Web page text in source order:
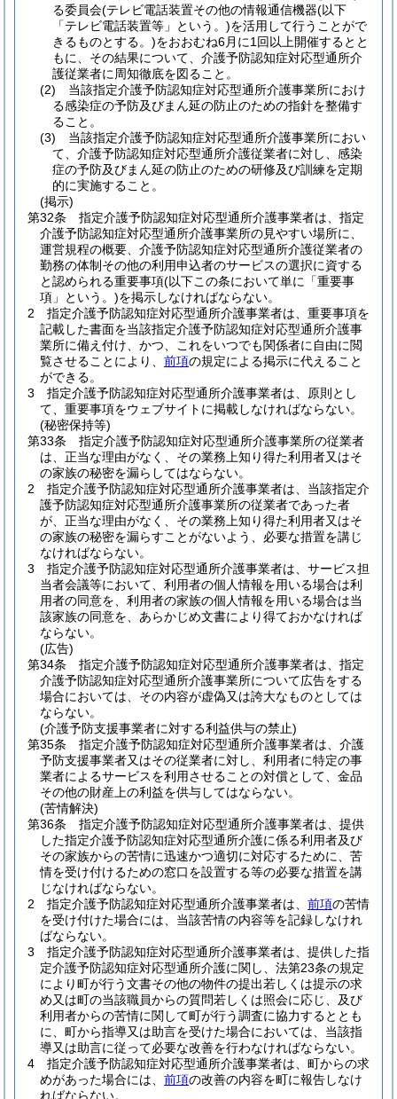
る委員会(テレビ電話装置その他の情報通信機器(以下
「テレビ電話装置等」という。)を活用して行うことがで
きるものとする。)をおおむね6月に1回以上開催するとと
もに、その結果について、介護予防認知症対応型通所介
護従業者に周知徹底を図ること。
(2)
当該指定介護予防認知症対応型通所介護事業所におけ
る感染症の予防及びまん延の防止のための指針を整備す
ること。
(3)
当該指定介護予防認知症対応型通所介護事業所におい
て、介護予防認知症対応型通所介護従業者に対し、感染
症の予防及びまん延の防止のための研修及び訓練を定期
的に実施すること。
(掲示)
第32条
指定介護予防認知症対応型通所介護事業者は、指定
介護予防認知症対応型通所介護事業所の見やすい場所に、
運営規程の概要、介護予防認知症対応型通所介護従業者の
勤務の体制その他の利用申込者のサービスの選択に資する
と認められる重要事項(以下この条において単に「重要事
項」という。)を掲示しなければならない。
2
指定介護予防認知症対応型通所介護事業者は、重要事項を
記載した書面を当該指定介護予防認知症対応型通所介護事
業所に備え付け、かつ、これをいつでも関係者に自由に閲
覧させることにより、 前項の規定による掲示に代えること
ができる。
3
指定介護予防認知症対応型通所介護事業者は、原則とし
て、重要事項をウェブサイトに掲載しなければならない。
(秘密保持等)
第33条
指定介護予防認知症対応型通所介護事業所の従業者
は、正当な理由がなく、その業務上知り得た利用者又はそ
の家族の秘密を漏らしてはならない。
2
指定介護予防認知症対応型通所介護事業者は、当該指定介
護予防認知症対応型通所介護事業所の従業者であった者
が、正当な理由がなく、その業務上知り得た利用者又はそ
の家族の秘密を漏らすことがないよう、必要な措置を講じ
なければならない。
3
指定介護予防認知症対応型通所介護事業者は、サービス担
当者会議等において、利用者の個人情報を用いる場合は利
用者の同意を、利用者の家族の個人情報を用いる場合は当
該家族の同意を、あらかじめ文書により得ておかなければ
ならない。
(広告)
第34条
指定介護予防認知症対応型通所介護事業者は、指定
介護予防認知症対応型通所介護事業所について広告をする
場合においては、その内容が虚偽又は誇大なものとしては
ならない。
(介護予防支援事業者に対する利益供与の禁止)
第35条
指定介護予防認知症対応型通所介護事業者は、介護
予防支援事業者又はその従業者に対し、利用者に特定の事
業者によるサービスを利用させることの対償として、金品
その他の財産上の利益を供与してはならない。
(苦情解決)
第36条
指定介護予防認知症対応型通所介護事業者は、提供
した指定介護予防認知症対応型通所介護に係る利用者及び
その家族からの苦情に迅速かつ適切に対応するために、苦
情を受け付けるための窓口を設置する等の必要な措置を講
じなければならない。
2
指定介護予防認知症対応型通所介護事業者は、 前項の苦情
を受け付けた場合には、当該苦情の内容等を記録しなけれ
ばならない。
3
指定介護予防認知症対応型通所介護事業者は、提供した指
定介護予防認知症対応型通所介護に関し、法第23条の規定
により町が行う文書その他の物件の提出若しくは提示の求
め又は町の当該職員からの質問若しくは照会に応じ、及び
利用者からの苦情に関して町が行う調査に協力するととも
に、町から指導又は助言を受けた場合においては、当該指
導又は助言に従って必要な改善を行わなければならない。
4
指定介護予防認知症対応型通所介護事業者は、町からの求
めがあった場合には、 前項の改善の内容を町に報告しなけ
ればならない。